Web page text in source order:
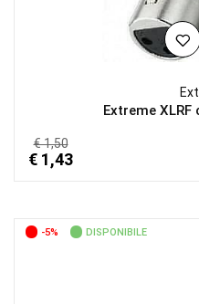
Extreme XLRF
€ 1,50
€ 1,43
-5% DISPONIBILE